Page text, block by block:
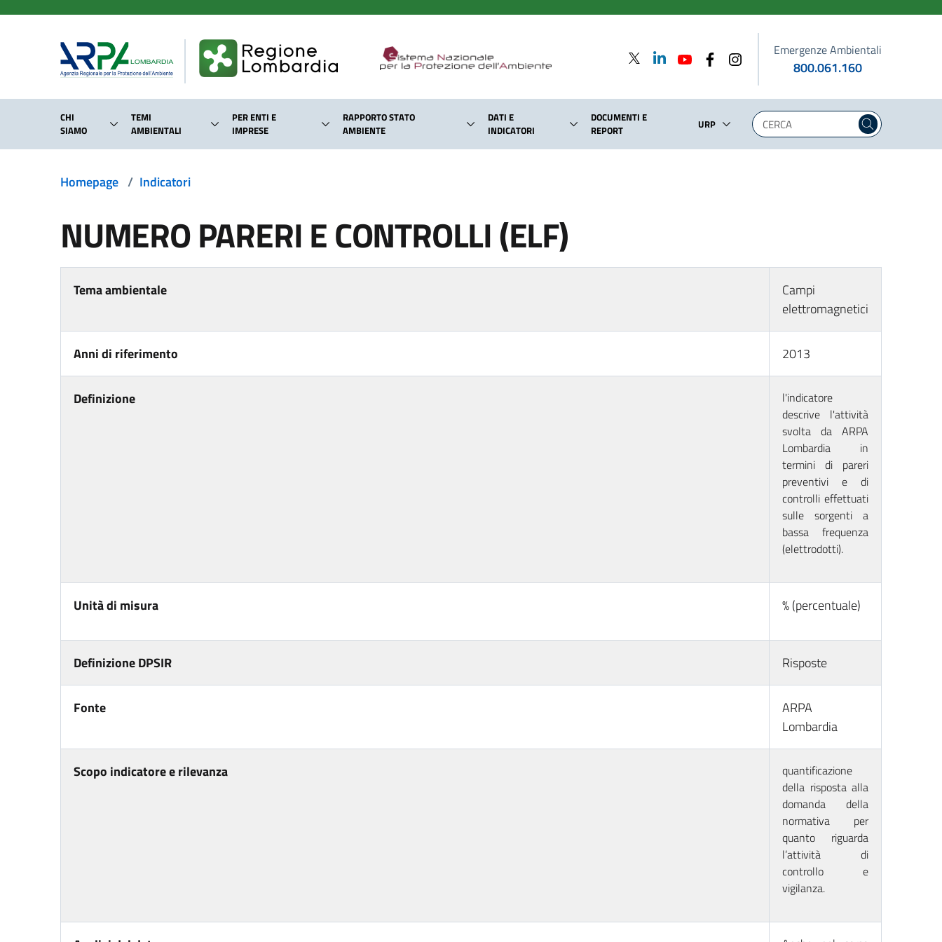
Emergenze Ambientali
800.061.160
CHI
SIAMO
TEMI
AMBIENTALI
PER ENTI E
IMPRESE
RAPPORTO STATO
AMBIENTE
DATI E
INDICATORI
DOCUMENTI E
REPORT
URP
Homepage / Indicatori
NUMERO PARERI E CONTROLLI (ELF)
Tema ambientale
Campi
elettromagnetici
Anni di riferimento 2013
Definizione
l'indicatore
descrive l'attività
svolta da ARPA
Lombardia in
termini di pareri
preventivi e di
controlli effettuati
sulle sorgenti a
bassa frequenza
(elettrodotti).
Unità di misura % (percentuale)
Definizione DPSIR Risposte
Fonte
ARPA
Lombardia
Scopo indicatore e rilevanza
quantificazione
della risposta alla
domanda della
normativa per
quanto riguarda
l’attività di
controllo e
vigilanza.